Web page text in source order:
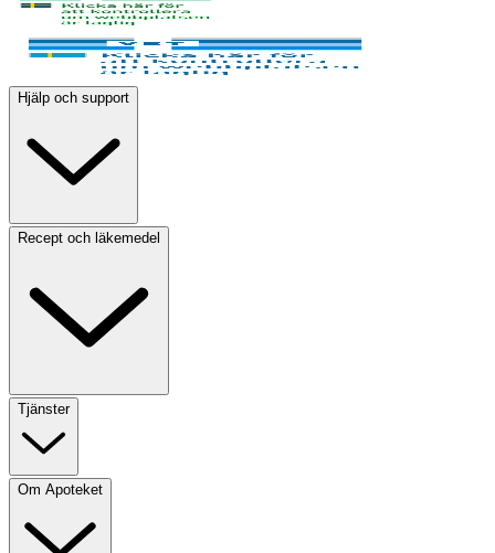
Hjälp och support
Recept och läkemedel
Tjänster
Om Apoteket